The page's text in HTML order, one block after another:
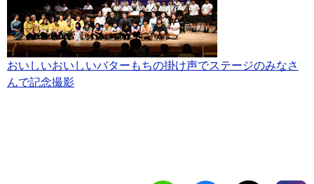
おいしいおいしいバターもちの掛け声でステージのみなさ
んで記念撮影